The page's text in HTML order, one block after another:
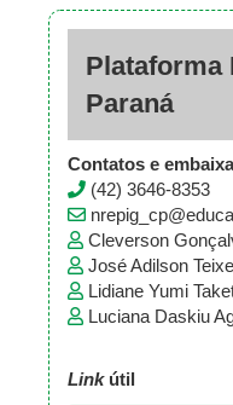
Plataforma
Paraná
Contatos e
(42) 3646-8353
Cleverson
José Adilson
Lidiane Yumi
Luciana Daskiu
Linkútil